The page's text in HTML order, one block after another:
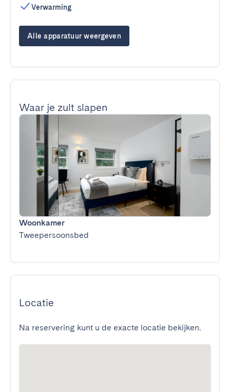
Verwarming
Alle apparatuur weergeven
Waar je zult slapen
Woonkamer
Tweepersoonsbed
Locatie
Na reservering kunt u de exacte locatie bekijken.